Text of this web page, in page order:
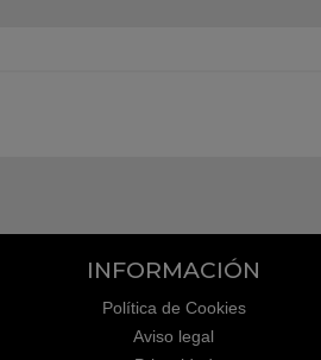
INFORMACIÓN
Política de Cookies
Aviso legal